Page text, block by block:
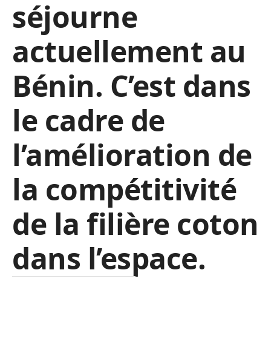
séjourne
actuellement au
Bénin. C’est dans
le cadre de
l’amélioration de
la compétitivité
de la filière coton
dans l’espace.